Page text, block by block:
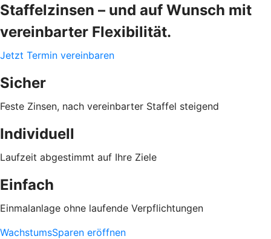
Staffelzinsen – und auf Wunsch mit
vereinbarter Flexibilität.
Jetzt Termin vereinbaren
Sicher
Feste Zinsen, nach vereinbarter Staffel steigend
Individuell
Laufzeit abgestimmt auf Ihre Ziele
Einfach
Einmalanlage ohne laufende Verpflichtungen
WachstumsSparen eröffnen